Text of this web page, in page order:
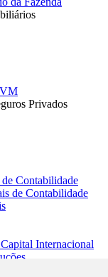
Privados
Contabilidade
de Contabilidade
Internacional
Mobiliários